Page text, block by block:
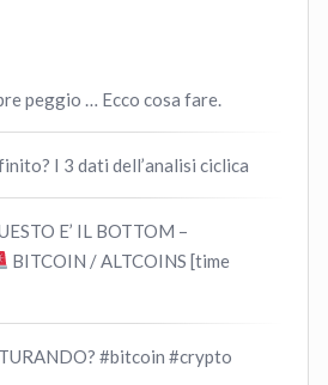
peggio … Ecco cosa fare.
I 3 dati dell’analisi ciclica
E’ IL BOTTOM –
BITCOIN / ALTCOINS [time
#bitcoin #crypto